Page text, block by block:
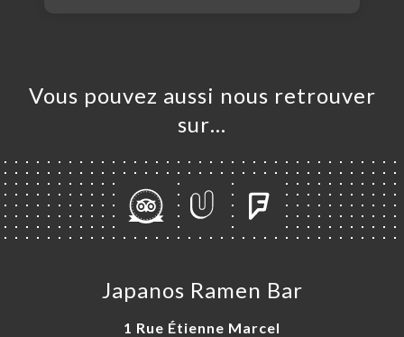
Vous pouvez aussi nous retrouver
sur…
Japanos Ramen Bar
1 Rue Étienne Marcel